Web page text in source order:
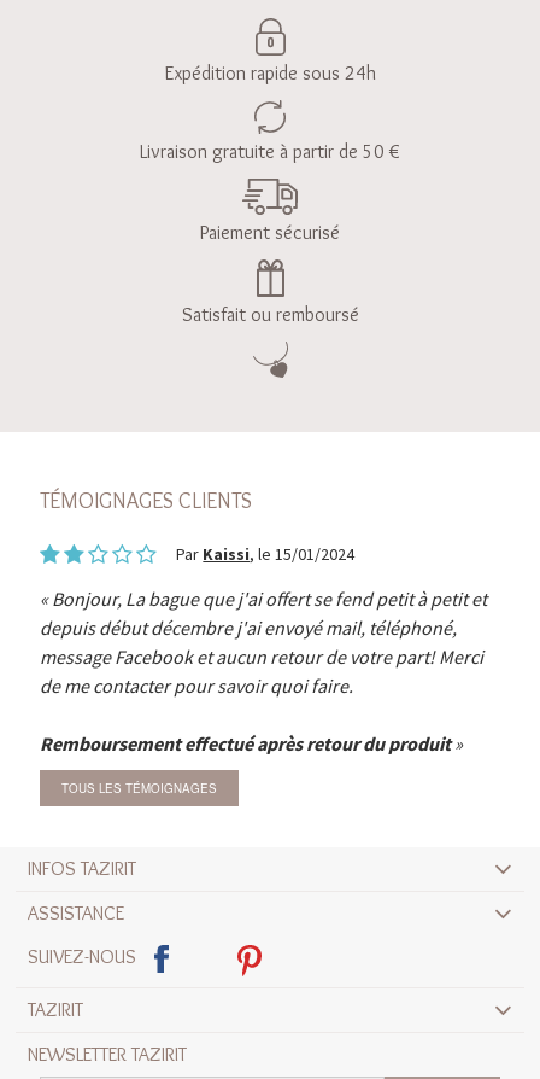
Expédition rapide sous 24h
Livraison gratuite à partir de 50 €
Paiement sécurisé
Satisfait ou remboursé
TÉMOIGNAGES CLIENTS
Par Kaissi, le 15/01/2024
Bonjour, La bague que j'ai offert se fend petit à petit et
depuis début décembre j'ai envoyé mail, téléphoné,
message Facebook et aucun retour de votre part! Merci
de me contacter pour savoir quoi faire.
Remboursement effectué après retour du produit
TOUS LES TÉMOIGNAGES
INFOS TAZIRIT
ASSISTANCE
SUIVEZ-NOUS
TAZIRIT
NEWSLETTER TAZIRIT